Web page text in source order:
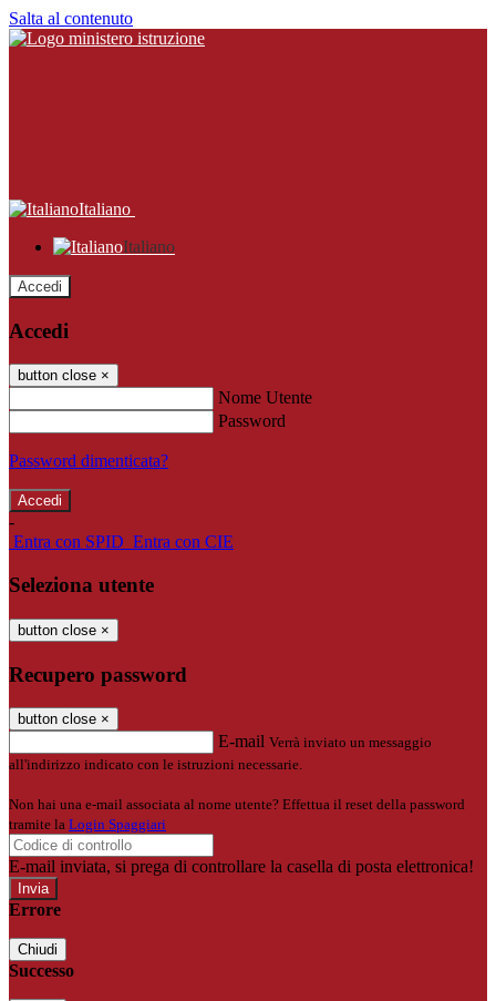
Salta al contenuto
Italiano
Italiano
Accedi
Accedi
button close ×
Nome Utente
Password
Password dimenticata?
-
Entra con SPID Entra con CIE
Seleziona utente
button close ×
Recupero password
button close ×
E-mail Verrà inviato un messaggio
all'indirizzo indicato con le istruzioni necessarie.
Non hai una e-mail associata al nome utente? Effettua il reset della password
tramite la Login Spaggiari
E-mail inviata, si prega di controllare la casella di posta elettronica!
Errore
Chiudi
Successo